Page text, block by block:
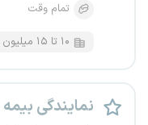
تمام وقت
۱۰ تا ۱۵ میلیون تومان
نمایندگی بیمه